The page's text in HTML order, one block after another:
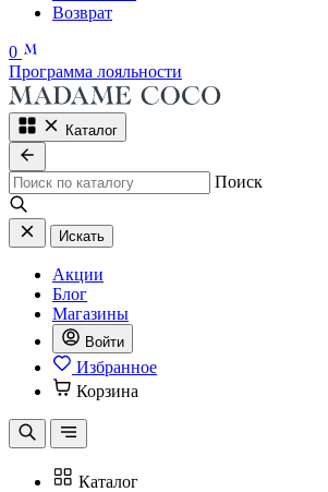
Возврат
0
Программа лояльности
Каталог
Поиск
Искать
Акции
Блог
Магазины
Войти
Избранное
Корзина
Каталог